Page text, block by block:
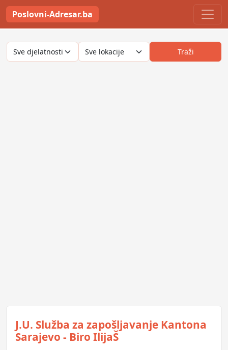
Poslovni-Adresar.ba
Traži
J.U. Služba za zapošljavanje Kantona
Sarajevo - Biro IlijaŠ